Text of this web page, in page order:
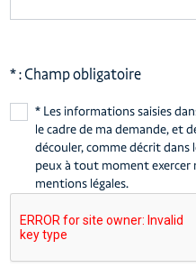
* : Champ obligatoire
* Les informations saisies
le cadre de ma demande, et
découler, comme décrit dans
peux à tout moment exercer
mentions légales.